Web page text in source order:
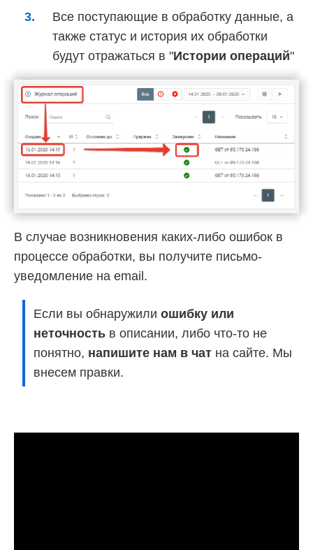
Все поступающие в обработку данные, а
также статус и история их обработки
будут отражаться в "Истории операций"
В случае возникновения каких-либо ошибок в
процессе обработки, вы получите письмо-
уведомление на email.
Если вы обнаружили ошибку или
неточность в описании, либо что-то не
понятно, напишите нам в чат на сайте. Мы
внесем правки.